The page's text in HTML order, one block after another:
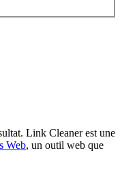
Link Cleaner est une
Web, un outil web que